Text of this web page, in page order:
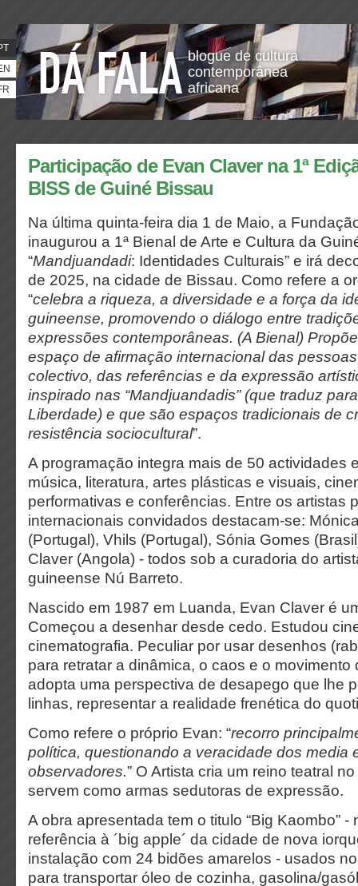
blogue de cultura
contemporânea
africana
Participação de Evan Claver na 1ª
BISS de Guiné Bissau
Na última quinta-feira dia 1 de Maio, a
inaugurou a 1ª Bienal de Arte e Cultura da
“Mandjuandadi: Identidades Culturais” e irá
de 2025, na cidade de Bissau. Como refere a
“celebra a riqueza, a diversidade e a força da
guineense, promovendo o diálogo entre
expressões contemporâneas. (A Bienal)
espaço de afirmação internacional das
colectivo, das referências e da expressão
inspirado nas “Mandjuandadis” (que traduz
Liberdade) e que são espaços tradicionais de
resistência sociocultural”.
A programação integra mais de 50 actividades
música, literatura, artes plásticas e visuais,
performativas e conferências. Entre os artistas
internacionais convidados destacam-se:
(Portugal), Vhils (Portugal), Sónia Gomes
Claver (Angola) - todos sob a curadoria do
guineense Nú Barreto.
Nascido em 1987 em Luanda, Evan Claver é
Começou a desenhar desde cedo. Estudou
cinematografia. Peculiar por usar desenhos
para retratar a dinâmica, o caos e o movimento
adopta uma perspectiva de desapego que lhe
linhas, representar a realidade frenética do
Como refere o próprio Evan: “recorro
política, questionando a veracidade dos media
observadores.” O Artista cria um reino teatral
servem como armas sedutoras de expressão.
A obra apresentada tem o titulo “Big Kaombo” -
referência à ´big apple´ da cidade de nova
instalação com 24 bidões amarelos - usados
para transportar óleo de cozinha, gasolina/